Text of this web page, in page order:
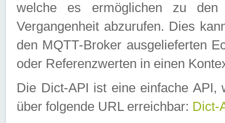
welche es ermöglichen zu den
Vergangenheit abzurufen. Dies
den MQTT-Broker ausgelieferten
oder Referenzwerten in einen
Die Dict-API ist eine einfache API,
über folgende URL erreichbar: Dict-